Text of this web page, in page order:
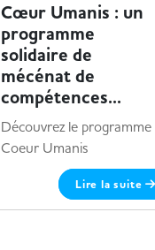
Cœur Umanis : un
programme
solidaire de
mécénat de
compétences...
Découvrez le programme
Coeur Umanis
Lire la suite